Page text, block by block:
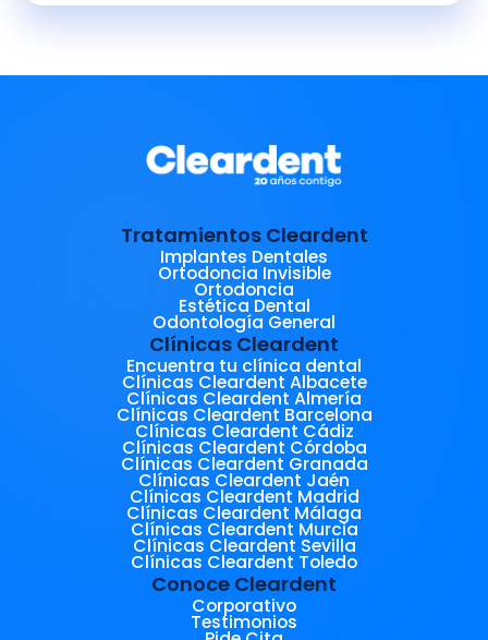
Tratamientos Cleardent
Implantes Dentales
Ortodoncia Invisible
Ortodoncia
Estética Dental
Odontología General
Clínicas Cleardent
Encuentra tu clínica dental
Clínicas Cleardent Albacete
Clínicas Cleardent Almería
Clínicas Cleardent Barcelona
Clínicas Cleardent Cádiz
Clínicas Cleardent Córdoba
Clínicas Cleardent Granada
Clínicas Cleardent Jaén
Clínicas Cleardent Madrid
Clínicas Cleardent Málaga
Clínicas Cleardent Murcia
Clínicas Cleardent Sevilla
Clínicas Cleardent Toledo
Conoce Cleardent
Corporativo
Testimonios